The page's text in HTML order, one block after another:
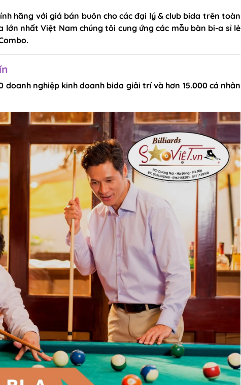
Đấu
Bi-a
bida
bida
Bàn bi lắc văn phòng
Bàn bi lắc gia đình
Bàn bi lắc cũ
hãng với giá bán buôn cho các đại lý & club bida trên toàn
nhất Việt Nam chúng tôi cung ứng các mẫu bàn bi-a sỉ lẻ
doanh nghiệp kinh doanh bida giải trí và hơn 15.000 cá nhân